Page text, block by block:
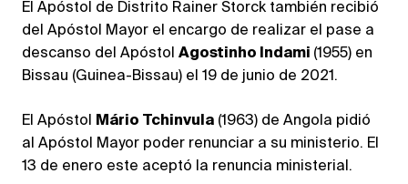
El Apóstol de Distrito Rainer Storck también recibió
del Apóstol Mayor el encargo de realizar el pase a
descanso del Apóstol Agostinho Indami (1955) en
Bissau (Guinea-Bissau) el 19 de junio de 2021.
El Apóstol Mário Tchinvula (1963) de Angola pidió
al Apóstol Mayor poder renunciar a su ministerio. El
13 de enero este aceptó la renuncia ministerial.